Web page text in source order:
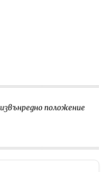
извънредно положение